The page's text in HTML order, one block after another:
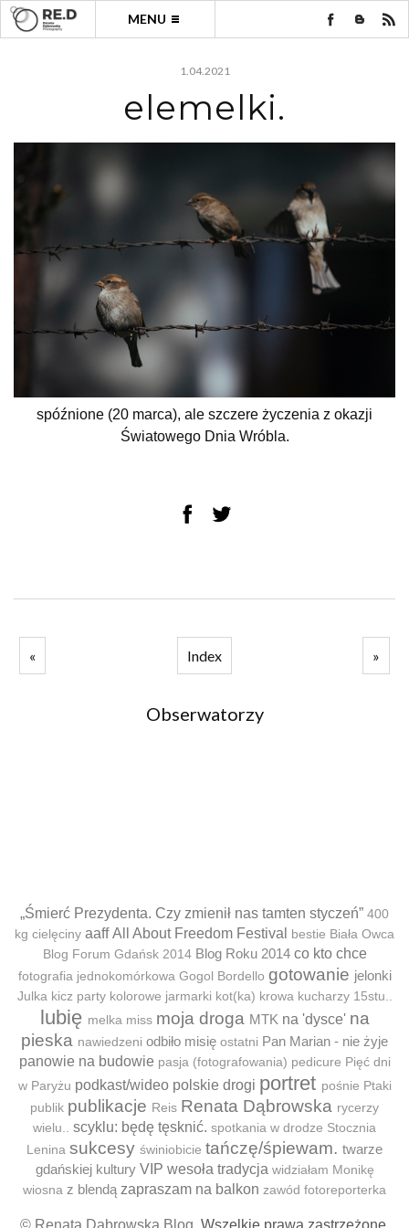
MENU
1.04.2021
elemelki.
spóźnione (20 marca), ale szczere życzenia z okazji
Światowego Dnia Wróbla.
« Index »
Obserwatorzy
„Śmierć Prezydenta. Czy zmienił nas tamten styczeń” 400
kg cielęciny aaff All About Freedom Festival bestie Biała Owca
Blog Forum Gdańsk 2014 Blog Roku 2014 co kto chce
fotografia jednokomórkowa Gogol Bordello gotowanie jelonki
Julka kicz party kolorowe jarmarki kot(ka) krowa kucharzy 15stu..
lubię melka miss moja droga MTK na 'dysce' na
pieska nawiedzeni odbiło misię ostatni Pan Marian - nie żyje
panowie na budowie pasja (fotografowania) pedicure Pięć dni
w Paryżu podkast/wideo polskie drogi portret pośnie Ptaki
publik publikacje Reis Renata Dąbrowska rycerzy
wielu..
scyklu: będę tęsknić. spotkania w drodze Stocznia
Lenina sukcesy świniobicie tańczę/śpiewam. twarze
gdańskiej kultury VIP wesoła tradycja widziałam Monikę
wiosna z blendą zapraszam na balkon zawód fotoreporterka
© Renata Dąbrowska Blog . Wszelkie prawa zastrzeżone.